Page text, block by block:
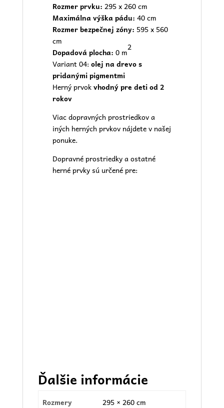
Rozmer prvku: 295 x 260 cm
Maximálna výška pádu: 40 cm
Rozmer bezpečnej zóny: 595 x 560
cm
Dopadová plocha: 0 m
2
Variant 04:olej na drevo s
pridanými pigmentmi
Herný prvokvhodný pre deti od 2
rokov
Viac dopravných prostriedkov a
iných herných prvkov nájdete v našej
ponuke.
Dopravné prostriedky a ostatné
herné prvky sú určené pre:
Ďalšie informácie
Rozmery 295 × 260 cm